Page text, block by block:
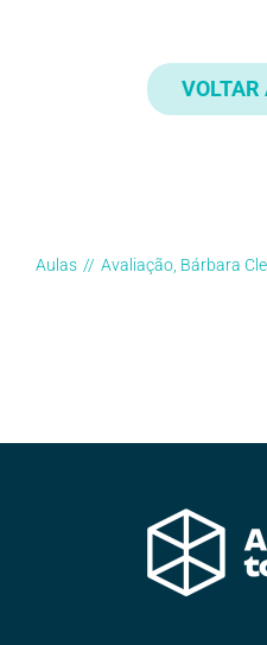
VOLTAR
Aulas // Avaliação, Bárbara